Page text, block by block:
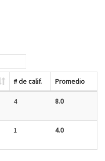
# de calif. Promedio
4 8.0
1 4.0